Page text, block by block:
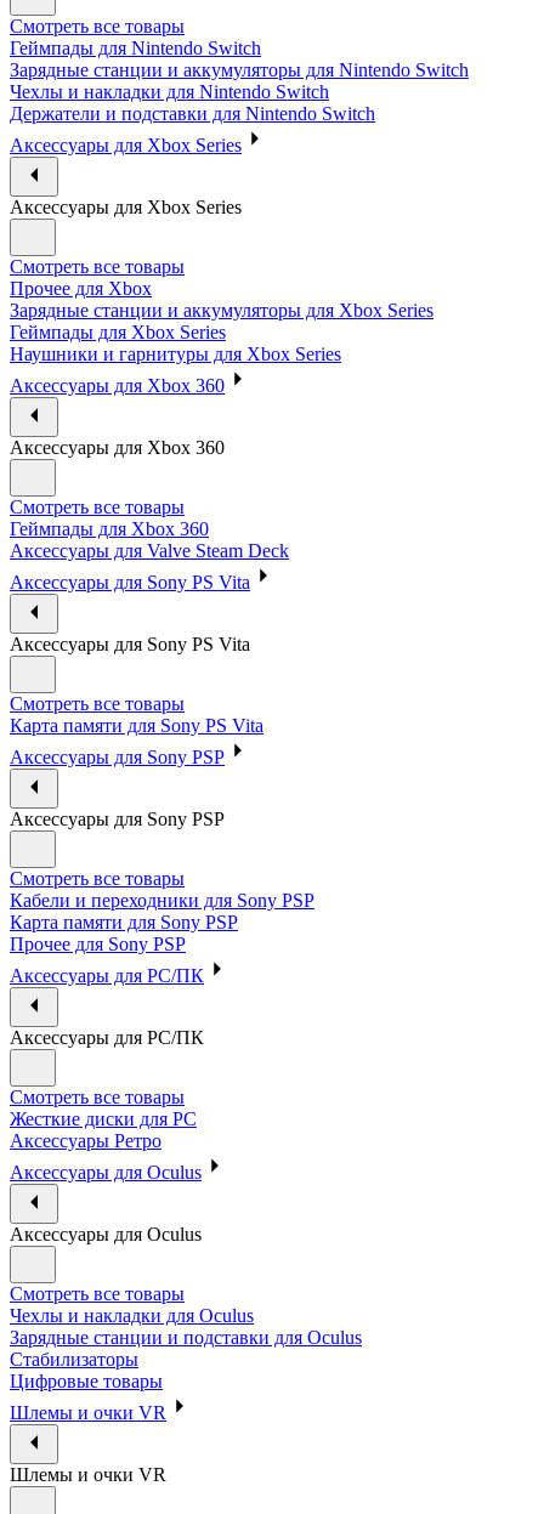
Смотреть все товары
Геймпады для Nintendo Switch
Зарядные станции и аккумуляторы для Nintendo Switch
Чехлы и накладки для Nintendo Switch
Держатели и подставки для Nintendo Switch
Аксессуары для Xbox Series
Аксессуары для Xbox Series
Смотреть все товары
Прочее для Xbox
Зарядные станции и аккумуляторы для Xbox Series
Геймпады для Xbox Series
Наушники и гарнитуры для Xbox Series
Аксессуары для Xbox 360
Аксессуары для Xbox 360
Смотреть все товары
Геймпады для Xbox 360
Аксессуары для Valve Steam Deck
Аксессуары для Sony PS Vita
Аксессуары для Sony PS Vita
Смотреть все товары
Карта памяти для Sony PS Vita
Аксессуары для Sony PSP
Аксессуары для Sony PSP
Смотреть все товары
Кабели и переходники для Sony PSP
Карта памяти для Sony PSP
Прочее для Sony PSP
Аксессуары для PC/ПК
Аксессуары для PC/ПК
Смотреть все товары
Жесткие диски для PC
Аксессуары Ретро
Аксессуары для Oculus
Аксессуары для Oculus
Смотреть все товары
Чехлы и накладки для Oculus
Зарядные станции и подставки для Oculus
Стабилизаторы
Цифровые товары
Шлемы и очки VR
Шлемы и очки VR